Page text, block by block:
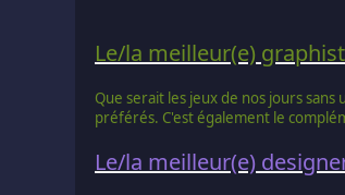
Le/la meilleur(e)
Que serait les jeux de nos jours
préférés. C'est également le
Le/la meilleur(e)